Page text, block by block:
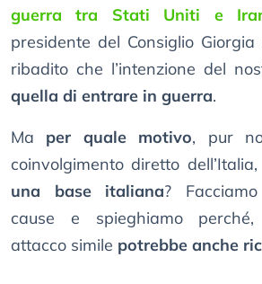
guerra tra Stati Uniti e
presidente del Consiglio
ribadito che l’intenzione del
quella di entrare in guerra.
Ma per quale motivo, pur
coinvolgimento diretto dell’Italia,
una base italiana?
cause e spieghiamo
attacco simile potrebbe anche